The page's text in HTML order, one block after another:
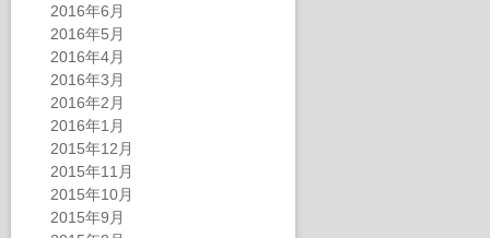
2016年6月
2016年5月
2016年4月
2016年3月
2016年2月
2016年1月
2015年12月
2015年11月
2015年10月
2015年9月